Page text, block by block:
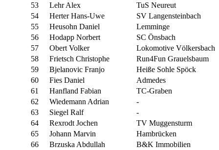
53
Lehr Alex
TuS Neureut
54
Herter Hans-Uwe
SV Langensteinbach
55
Heusohn Daniel
Lemminge
56
Hodapp Norbert
SC Önsbach
57
Obert Volker
Lokomotive Völkersbach
58
Frietsch Christophe
Run4Fun Grauelsbaum
59
Bjelanovic Franjo
Heiße Sohle Spöck
60
Fies Daniel
Admedes
61
Hanfland Fabian
TC-Graben
62
Wiedemann Adrian
-
63
Siegel Ralf
-
64
Rexrodt Jochen
TV Muggensturm
65
Johann Marvin
Hambrücken
66
Brzuska Abdullah
B&K Immobilien